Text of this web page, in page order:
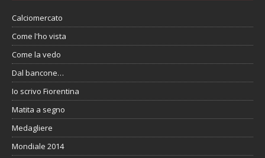
Calciomercato
Come l'ho vista
Come la vedo
Dal bancone…
Io scrivo Fiorentina
Matita a segno
Medagliere
Mondiale 2014